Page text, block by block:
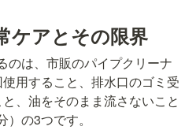
ケアとその限界
のは、市販のパイプクリーナ
用すること、排水口のゴミ受
、油をそのまま流さないこと
）の3つです。